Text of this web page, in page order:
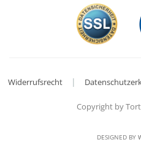
Widerrufsrecht |
Copyright by
DESIGNED BY